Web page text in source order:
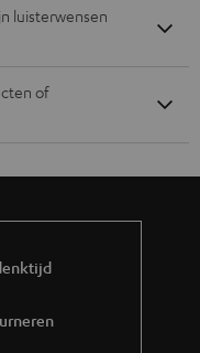
luisterwensen
of